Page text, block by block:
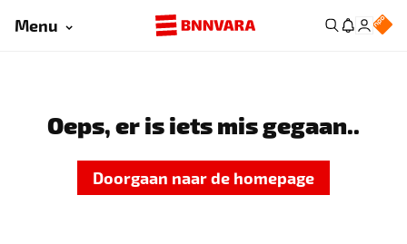
Menu
Oeps, er is iets mis gegaan..
Doorgaan naar de homepage